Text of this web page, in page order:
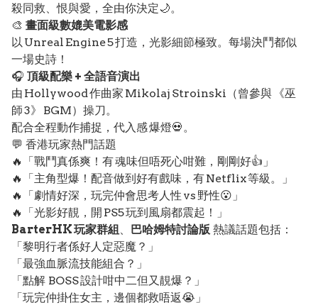
殺同救、恨與愛，全由你決定🌙。
🎨 畫面級數媲美電影感
以 Unreal Engine 5 打造，光影細節極致。每場決鬥都似
一場史詩！
🎧 頂級配樂 + 全語音演出
由 Hollywood 作曲家 Mikolaj Stroinski（曾參與 《巫
師 3》 BGM）操刀。
配合全程動作捕捉，代入感 爆燈💀。
💬 香港玩家熱門話題
🔥「戰鬥真係爽！有 魂味但唔死心咁難，剛剛好👍」
🔥「主角型爆！配音做到好有戲味，有 Netflix 等級。」
🔥「劇情好深，玩完仲會思考人性 vs 野性😮」
🔥「光影好靚，開 PS5 玩到風扇都震起！」
BarterHK 玩家群組
巴哈姆特討論版 熱議話題包括：
「黎明行者係好人定惡魔？」
「最強血脈流技能組合？」
「點解 BOSS 設計咁中二但又靚爆？」
「玩完仲掛住女主，邊個都救唔返😭」